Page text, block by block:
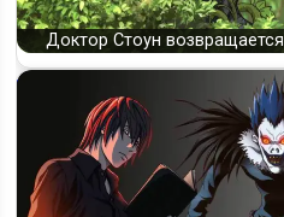
Доктор Стоун